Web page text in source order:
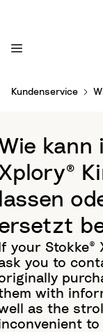
t
o
C
o
t
e
n
t
Kundenservice
kann
your Stokke®
you to
with
as the